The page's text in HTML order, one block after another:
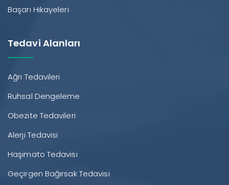
Başarı Hikayeleri
Tedavi Alanları
Ağrı Tedavileri
Ruhsal Dengeleme
Obezite Tedavileri
Alerji Tedavisi
Haşimato Tedavisi
Geçirgen Bağırsak Tedavisi